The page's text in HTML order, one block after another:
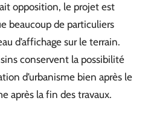
opposition, le projet est
beaucoup de particuliers
d’affichage sur le terrain.
conservent la possibilité
d’urbanisme bien après le
après la fin des travaux.